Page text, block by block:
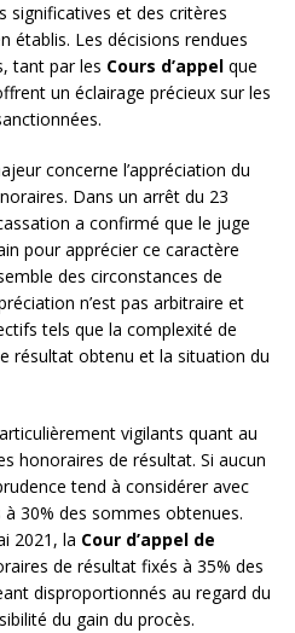
significatives et des critères
établis. Les décisions rendues
tant par les Cours d’appel que
un éclairage précieux sur les
concerne l’appréciation du
Dans un arrêt du 23
a confirmé que le juge
pour apprécier ce caractère
des circonstances de
n’est pas arbitraire et
tels que la complexité de
résultat obtenu et la situation du
vigilants quant au
honoraires de résultat. Si aucun
tend à considérer avec
30% des sommes obtenues.
2021, la Cour d’appel de
de résultat fixés à 35% des
disproportionnés au regard du
du gain du procès.